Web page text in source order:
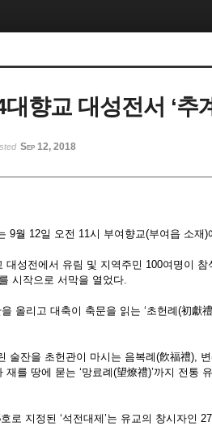
향교 대성전서 ‘추
Sep 12, 2018
9월 12일 오전 11시 부여향교(부여읍 소재
대성전에서 유림 및 지역주민 100여명이
시작으로 서막을 열었다.
올리고 대축이 축문을 읽는 ‘초헌례(初獻
술잔을 초헌관이 마시는 음복례(飮福禮),
재를 땅에 묻는 ‘망료례(望燎禮)’까지 전통
로 지정된 ‘석전대제’는 유교의 창시자인